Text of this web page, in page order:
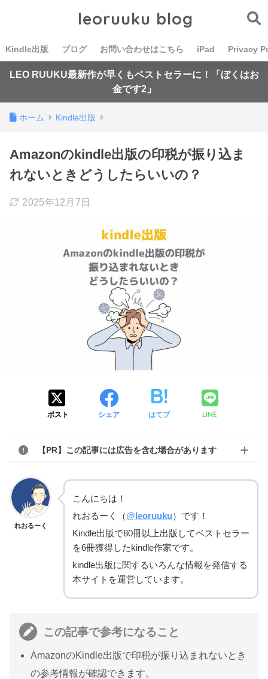
leoruuku blog
Kindle出版 ブログ お問い合わせはこちら iPad Privacy
LEO RUUKU最新作が早くもベストセラーに！「ぼくはお
金です2」
ホーム Kindle出版
Amazonのkindle出版の印税が振り込ま
れないときどうしたらいいの？
2025年12月7日
ポスト シェア はてブ LINE
【PR】この記事には広告を含む場合があります
れおるーく
こんにちは！
れおるーく（@leoruuku）です！
Kindle出版で80冊以上出版してベストセラー
を6冊獲得したkindle作家です。
kindle出版に関するいろんな情報を発信する
本サイトを運営しています。
この記事で参考になること
AmazonのKindle出版で印税が振り込まれないとき
の参考情報が確認できます。